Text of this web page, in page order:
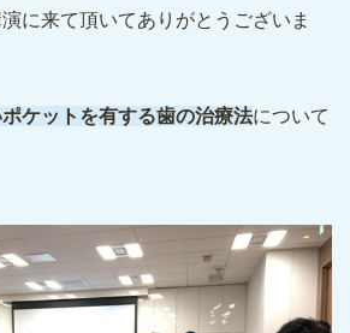
に来て頂いてありがとうございま
ケットを有する歯の治療法について